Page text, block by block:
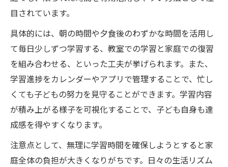
目されています。
具体的には、朝の時間や夕食後のわずかな時間を活用し
て毎日少しずつ学習する、教室での学習と家庭での復習
を組み合わせる、といった工夫が挙げられます。また、
学習進捗をカレンダーやアプリで管理することで、忙し
くても子どもの努力を見守ることができます。学習内容
が積み上がる様子を可視化することで、子ども自身も達
成感を得やすくなります。
注意点として、無理に学習時間を確保しようとすると家
庭全体の負担が大きくなりがちです。日々の生活リズム